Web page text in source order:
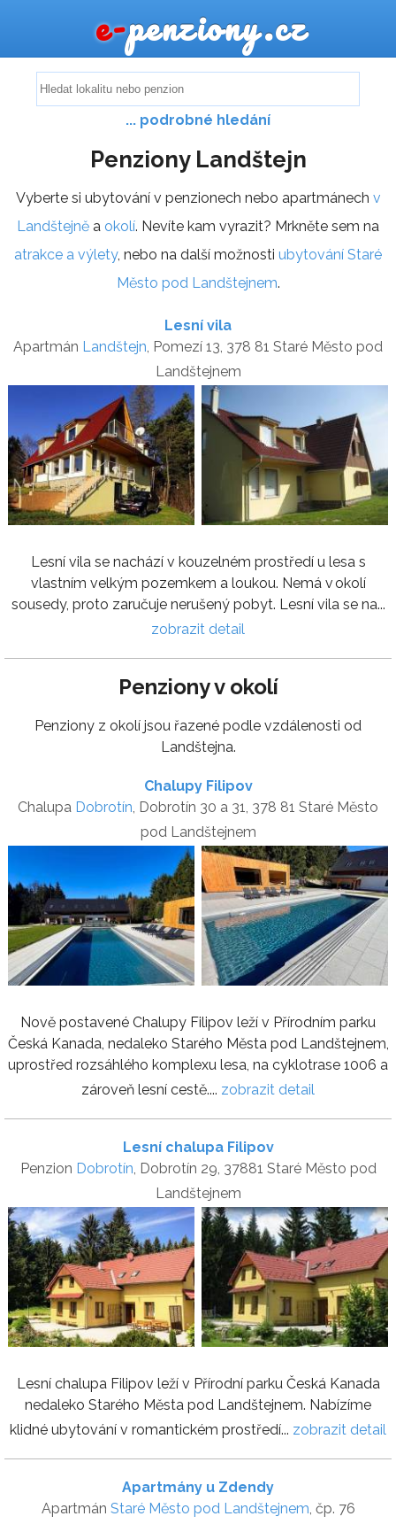
e-penziony.cz
... podrobné hledání
Penziony Landštejn
Vyberte si ubytování v penzionech nebo apartmánech v
Landštejně a okolí. Nevíte kam vyrazit? Mrkněte sem na
atrakce a výlety, nebo na další možnosti ubytování Staré
Město pod Landštejnem.
Lesní vila
Apartmán Landštejn , Pomezí 13, 378 81 Staré Město pod
Landštejnem
Lesní vila se nachází v kouzelném prostředí u lesa s
vlastním velkým pozemkem a loukou. Nemá v okolí
sousedy, proto zaručuje nerušený pobyt. Lesní vila se na...
zobrazit detail
Penziony v okolí
Penziony z okolí jsou řazené podle vzdálenosti od
Landštejna.
Chalupy Filipov
Chalupa Dobrotín , Dobrotín 30 a 31, 378 81 Staré Město
pod Landštejnem
Nově postavené Chalupy Filipov leží v Přírodním parku
Česká Kanada, nedaleko Starého Města pod Landštejnem,
uprostřed rozsáhlého komplexu lesa, na cyklotrase 1006 a
zároveň lesní cestě.... zobrazit detail
Lesní chalupa Filipov
Penzion Dobrotín, Dobrotín 29, 37881 Staré Město pod
Landštejnem
Lesní chalupa Filipov leží v Přírodní parku Česká Kanada
nedaleko Starého Města pod Landštejnem. Nabízíme
klidné ubytování v romantickém prostředí... zobrazit detail
Apartmány u Zdendy
Apartmán Staré Město pod Landštejnem, čp. 76